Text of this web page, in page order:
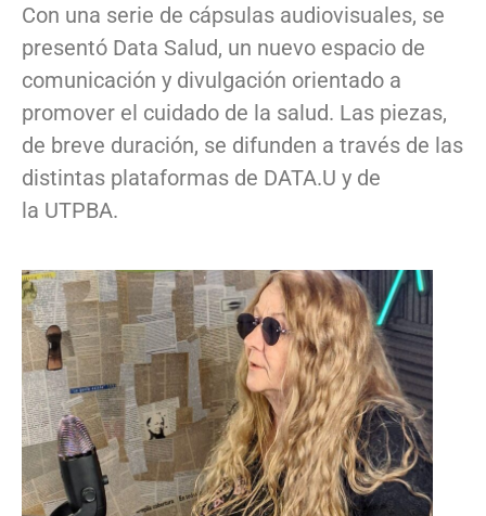
Con una serie de cápsulas audiovisuales, se
presentó Data Salud, un nuevo espacio de
comunicación y divulgación orientado a
promover el cuidado de la salud. Las piezas,
de breve duración, se difunden a través de las
distintas plataformas de DATA.U y de
la UTPBA.